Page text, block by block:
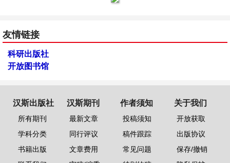
友情链接
科研出版社
开放图书馆
汉斯出版社
所有期刊
学科分类
书籍出版
汉斯期刊
最新文章
同行评议
文章费用
作者须知
投稿须知
稿件跟踪
常见问题
关于我们
开放获取
出版协议
保存/撤销